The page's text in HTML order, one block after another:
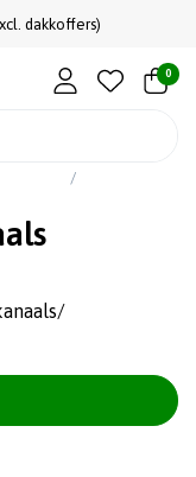
dakkoffers)
0